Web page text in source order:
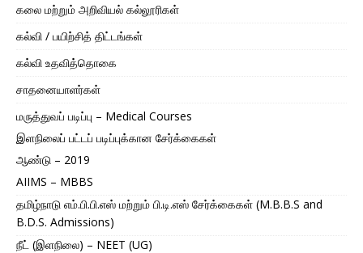
கலை மற்றும் அறிவியல் கல்லூரிகள்
கல்வி / பயிற்சித் திட்டங்கள்
கல்வி உதவித்தொகை
சாதனையாளர்கள்
மருத்துவப் படிப்பு – Medical Courses
இளநிலைப் பட்டப் படிப்புக்கான சேர்க்கைகள்
ஆண்டு – 2019
AIIMS – MBBS
தமிழ்நாடு எம்.பி.பி.எஸ் மற்றும் பி.டி.எஸ் சேர்க்கைகள் (M.B.B.S and
B.D.S. Admissions)
நீட் (இளநிலை) – NEET (UG)